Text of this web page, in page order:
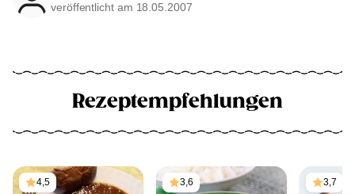
veröffentlicht am 18.05.2007
Rezeptempfehlungen
4,5 3,6 3,7